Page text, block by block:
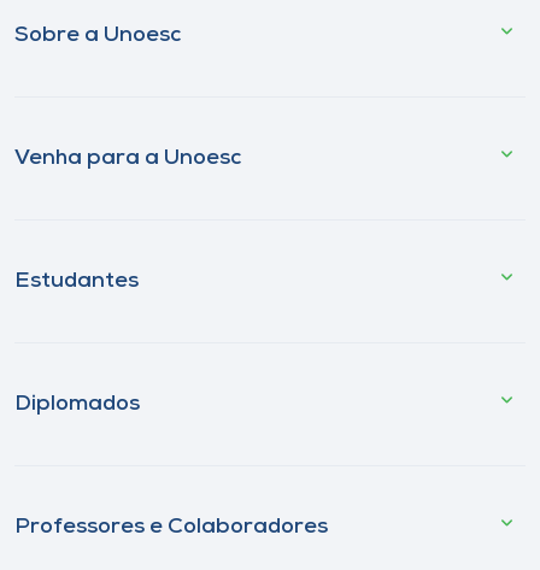
Sobre a Unoesc
Venha para a Unoesc
Estudantes
Diplomados
Professores e Colaboradores